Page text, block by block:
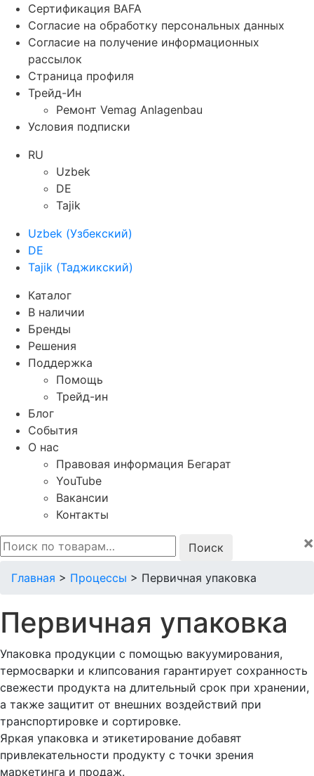
Сертификация BAFA
Согласие на обработку персональных данных
Согласие на получение информационных
рассылок
Страница профиля
Трейд-Ин
Ремонт Vemag Anlagenbau
Условия подписки
RU
Uzbek
DE
Tajik
Uzbek (Узбекский)
DE
Tajik (Таджикский)
Каталог
В наличии
Бренды
Решения
Поддержка
Помощь
Трейд-ин
Блог
События
О нас
Правовая информация Бегарат
YouTube
Вакансии
Контакты
Искать:
×
Главная > Процессы > Первичная упаковка
Первичная упаковка
Упаковка продукции с помощью вакуумирования,
термосварки и клипсования гарантирует сохранность
свежести продукта на длительный срок при хранении,
а также защитит от внешних воздействий при
транспортировке и сортировке.
Яркая упаковка и этикетирование добавят
привлекательности продукту с точки зрения
маркетинга и продаж.